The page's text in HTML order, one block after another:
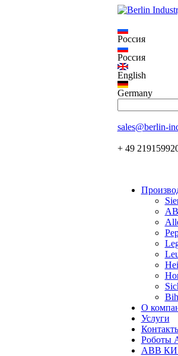
Россия
Россия
English
Germany
sales@berlin-
+ 49
О
Услуги
Роботы
ABB